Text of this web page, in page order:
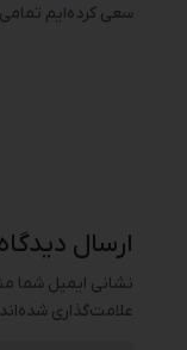
سعی کرده‌ایم
ارسال
نشانی ایمیل شما
علامت‌گذاری شده‌اند